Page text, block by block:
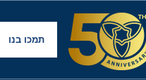
תמכו בנו